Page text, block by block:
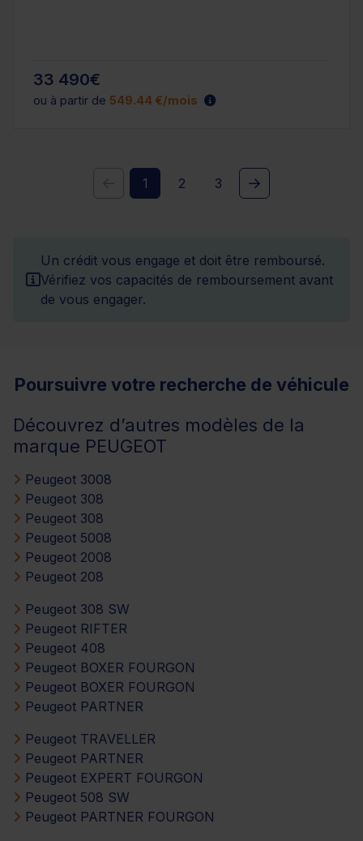
33 490€
ou à partir de 549.44 €/mois
1 2 3
Un crédit vous engage et doit être remboursé.
Vérifiez vos capacités de remboursement avant
de vous engager.
Poursuivre votre recherche de véhicule
Découvrez d’autres modèles de la
marque PEUGEOT
Peugeot 3008
Peugeot 308
Peugeot 308
Peugeot 5008
Peugeot 2008
Peugeot 208
Peugeot 308 SW
Peugeot RIFTER
Peugeot 408
Peugeot BOXER FOURGON
Peugeot BOXER FOURGON
Peugeot PARTNER
Peugeot TRAVELLER
Peugeot PARTNER
Peugeot EXPERT FOURGON
Peugeot 508 SW
Peugeot PARTNER FOURGON